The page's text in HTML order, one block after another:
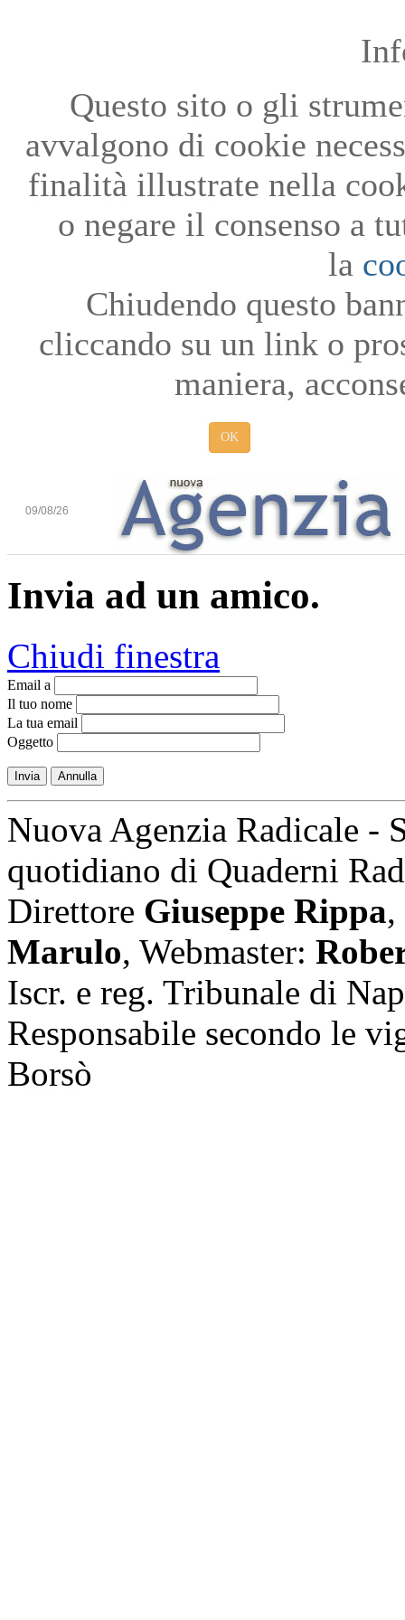
Questo sito o gli
avvalgono di cookie
finalità illustrate nella
o negare il consenso a
la
Chiudendo questo
cliccando su un link o
maniera,
OK
09/08/26
Invia ad un amico.
Chiudi finestra
Email a
Il tuo nome
La tua email
Oggetto
Invia Annulla
Nuova Agenzia Radicale -
quotidiano di Quaderni
Direttore Giuseppe Rippa,
Marulo, Webmaster:
Iscr. e reg. Tribunale di
Responsabile secondo le
Borsò